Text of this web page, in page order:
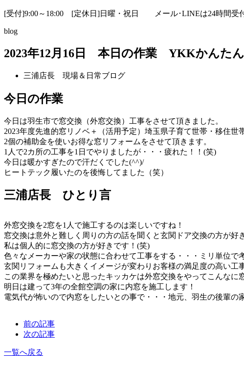
[受付]9:00～18:00 [定休日]日曜・祝日 メール･LINEは24時間受
blog
2023年12月16日 本日の作業 YKKかんた
三浦店長 現場＆日常ブログ
今日の作業
今日は羽生市で窓交換（外窓交換）工事をさせて頂きました。
2023年度先進的窓リノベ＋（活用予定）埼玉県子育て世帯・移住世
2個の補助金を使いお得な窓リフォームをさせて頂きます。
1人で2カ所の工事を1日でやりましたが・・・疲れた！！(笑)
今日は暖かすぎたので汗だくでした(^^)/
ヒートテック履いたのを後悔してました（笑）
三浦店長 ひとり言
外窓交換を2窓を1人で施工するのは楽しいですね！
窓交換は意外と難しく周りの方の話を聞くと玄関ドア交換の方が好
私は個人的に窓交換の方が好きです！(笑)
色々なメーカーや家の状態に合わせて工事をする・・・ミリ単位で
玄関リフォームも大きくイメージが変わりお客様の満足度の高い工
この業界を極めたいと思ったキッカケは外窓交換をやってこんなに
明日は建って3年の全館空調の家に内窓を施工します！
電気代が怖いので内窓をしたいとの事で・・・地元、羽生の後輩の
前の記事
次の記事
一覧へ戻る